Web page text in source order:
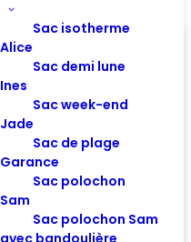
Sac isotherme
Alice
Sac demi lune
Ines
Sac week-end
Jade
Sac de plage
Garance
Sac polochon
Sam
Sac polochon Sam
avec bandoulière